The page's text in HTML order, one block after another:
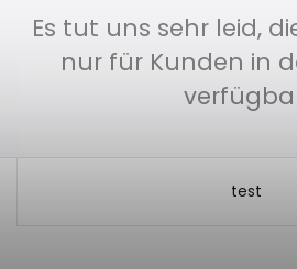
Es tut uns sehr leid,
nur für Kunden in
test